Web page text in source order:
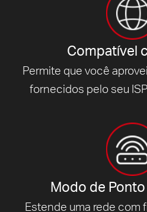
Compatível
Permite que você
fornecidos pelo seu
Modo de
Estende uma rede com